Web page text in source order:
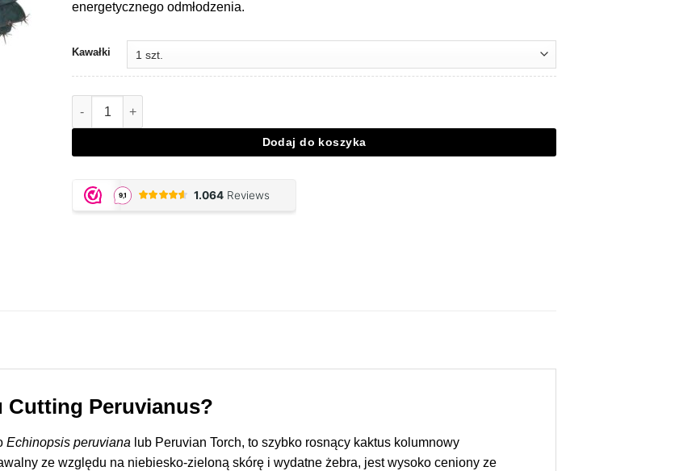
energetycznego odmłodzenia.
Kawałki
Ilość San Pedro Cutting Peruvianus – 25 – 29 cm
Dodaj do koszyka
Cutting Peruvianus?
Echinopsis peruviana lub Peruvian Torch, to szybko rosnący kaktus kolumnowy
ze względu na niebiesko-zieloną skórę i wydatne żebra, jest wysoko ceniony ze